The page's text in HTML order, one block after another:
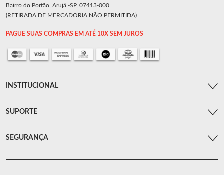
Bairro do Portão, Arujá -SP, 07413-000
(RETIRADA DE MERCADORIA NÃO PERMITIDA)
PAGUE SUAS COMPRAS EM ATÉ 10X SEM JUROS
INSTITUCIONAL
SUPORTE
SEGURANÇA